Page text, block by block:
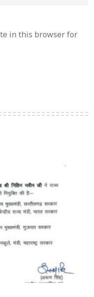
in this browser for